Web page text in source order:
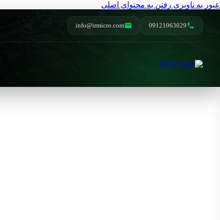
عبور به ناوبری رفتن به محتوای اصلی
09121063029
info@irmicro.com